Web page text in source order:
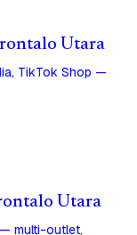
Utara
TikTok Shop —
Utara
multi-outlet,